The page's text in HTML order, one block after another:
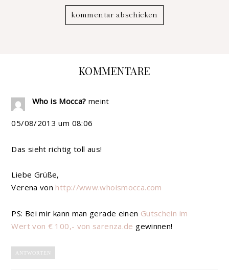
KOMMENTARE
Who is Mocca? meint
05/08/2013 um 08:06
Das sieht richtig toll aus!
Liebe Grüße,
Verena von http://www.whoismocca.com
PS: Bei mir kann man gerade einen Gutschein im
Wert von € 100,- von sarenza.de gewinnen!
ANTWORTEN